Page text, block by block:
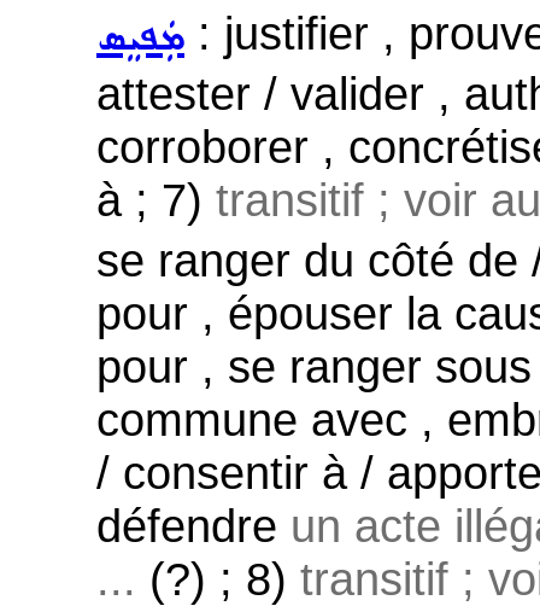
ܡܲܦܝܸܣ : justifier ,
attester / valider ,
corroborer ,
à ; 7) transitif ; voir
se ranger du côté de
pour , épouser la
pour , se ranger
commune avec ,
/ consentir à /
défendre un acte
... (?) ; 8) transitif ;